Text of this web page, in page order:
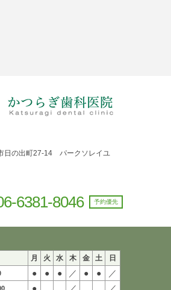
日の出町27-14 パークソレイユ
6381-8046 予約優先
月 火 水 木 金 土 日
● ● ● ／ ● ● ／